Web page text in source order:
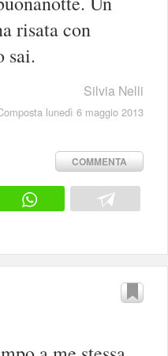
risata con
sai.
Silvia Nelli
lunedì 6 maggio 2013
COMMENTA